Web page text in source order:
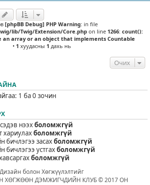
[phpBB Debug] PHP Warning: in file
lib/Twig/Extension/Core.phpon line 1266: count():
an array or an object that implements Countable
• 1 хуудасны 1 дахь нь
Очих
1 ба 0 зочин
нээхболомжгүй
хариулахболомжгүй
бичлэгээ засахболомжгүй
бичлэгээ устгахболомжгүй
боломжгүй
Дизайн болон Хөгжүүлэлтийг
ХӨГЖӨӨН ДЭМЖИГЧДИЙН КЛУБ © 2017 ОН